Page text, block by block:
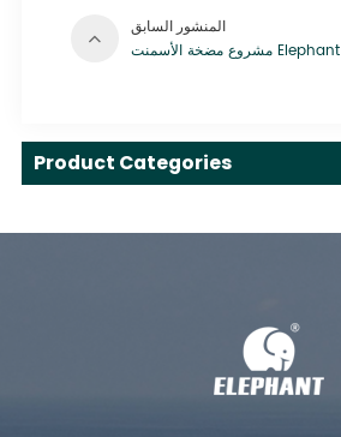
المنشور السابق
Product Categories